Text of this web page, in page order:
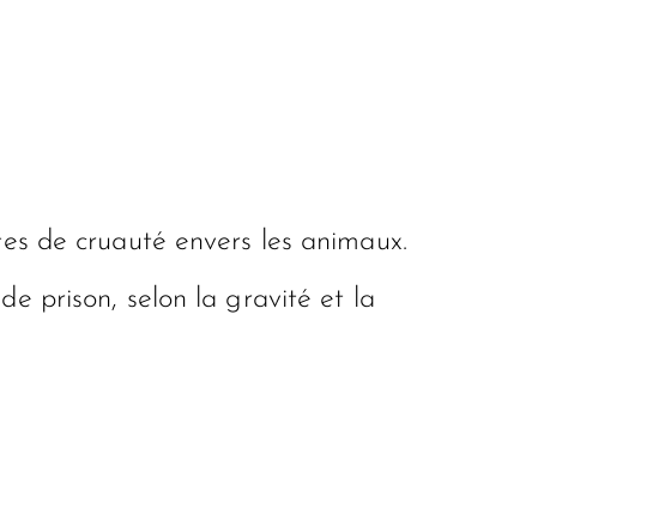
de cruauté envers les animaux.
prison, selon la gravité et la